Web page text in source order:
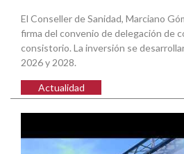
El Conseller de Sanidad, Marciano
firma del convenio de delegación de
consistorio. La inversión se
2026 y 2028.
Actualidad